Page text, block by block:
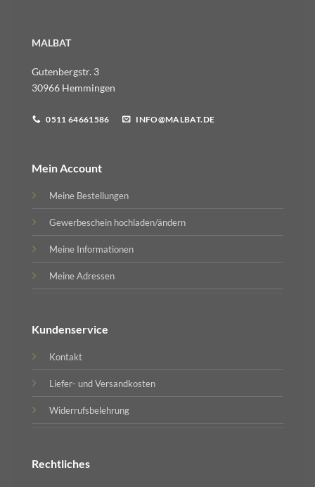
MALBAT
Gutenbergstr. 3
30966 Hemmingen
0511 64661586 INFO@MALBAT.DE
Mein Account
Meine Bestellungen
Gewerbeschein hochladen/ändern
Meine Informationen
Meine Adressen
Kundenservice
Kontakt
Liefer- und Versandkosten
Widerrufsbelehrung
Rechtliches